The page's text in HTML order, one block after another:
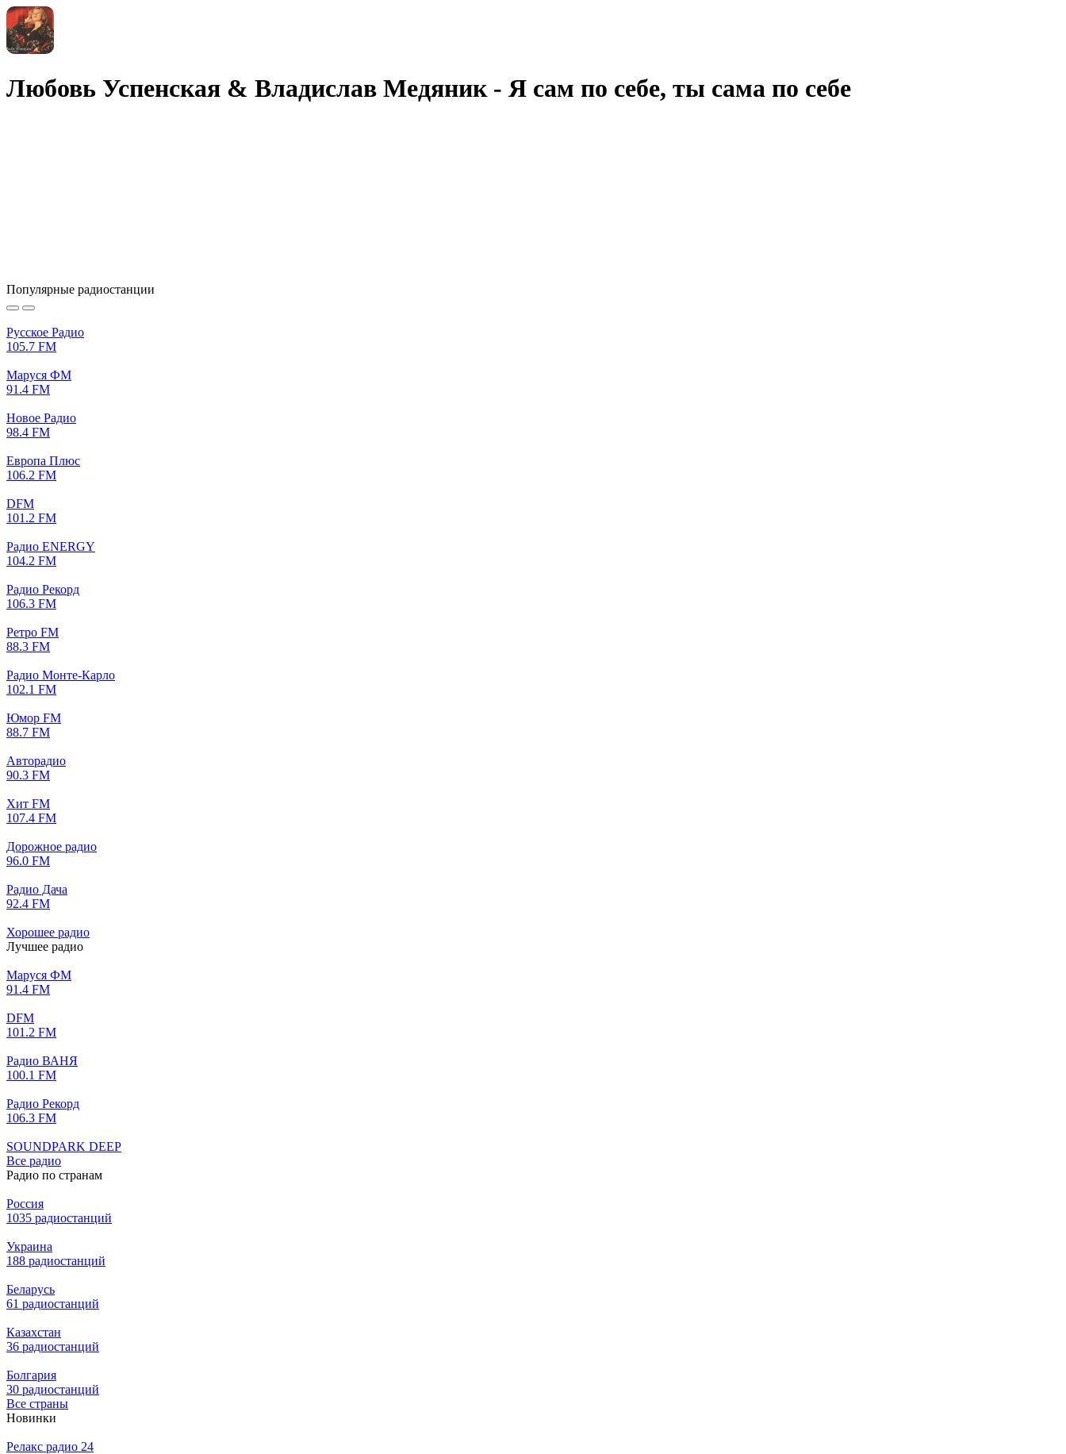
Любовь Успенская & Владислав Медяник - Я сам по себе, ты сама по себе
Популярные радиостанции
Русское Радио
105.7 FM
Маруся ФМ
91.4 FM
Новое Радио
98.4 FM
Европа Плюс
106.2 FM
DFM
101.2 FM
Радио ENERGY
104.2 FM
Радио Рекорд
106.3 FM
Ретро FM
88.3 FM
Радио Монте-Карло
102.1 FM
Юмор FM
88.7 FM
Авторадио
90.3 FM
Хит FM
107.4 FM
Дорожное радио
96.0 FM
Радио Дача
92.4 FM
Хорошее радио
Лучшее радио
Маруся ФМ
91.4 FM
DFM
101.2 FM
Радио ВАНЯ
100.1 FM
Радио Рекорд
106.3 FM
SOUNDPARK DEEP
Все радио
Радио по странам
Россия
1035 радиостанций
Украина
188 радиостанций
Беларусь
61 радиостанций
Казахстан
36 радиостанций
Болгария
30 радиостанций
Все страны
Новинки
Релакс радио 24